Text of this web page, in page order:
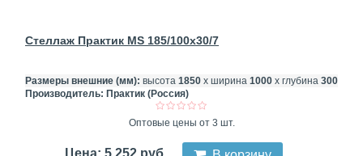
Стеллаж Практик MS 185/100x30/7
Размеры внешние (мм): высота 1850 х ширина 1000 х глубина 300
Производитель: Практик (Россия)
Оптовые цены от 3 шт.
Цена: 5 252 руб